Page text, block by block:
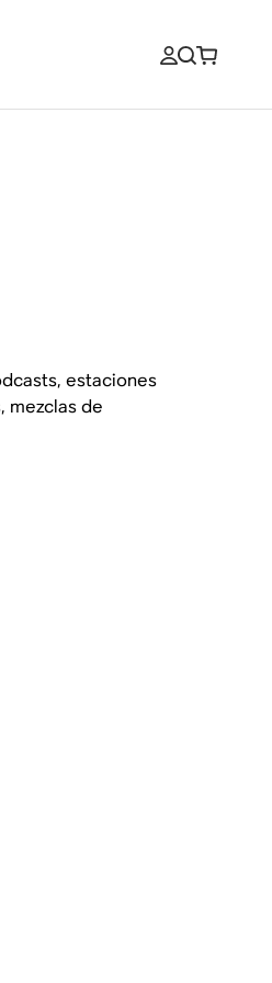
estaciones
mezclas de